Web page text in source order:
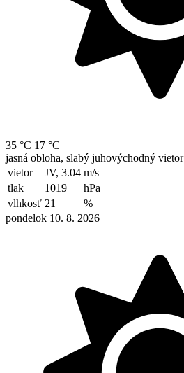
35 °C 17 °C
jasná obloha, slabý juhovýchodný vietor
vietor
JV, 3.04 m/s
tlak
1019
hPa
vlhkosť 21
%
pondelok 10. 8. 2026